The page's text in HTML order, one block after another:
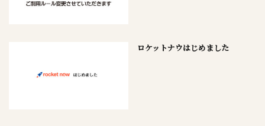
ロケットナウはじめました